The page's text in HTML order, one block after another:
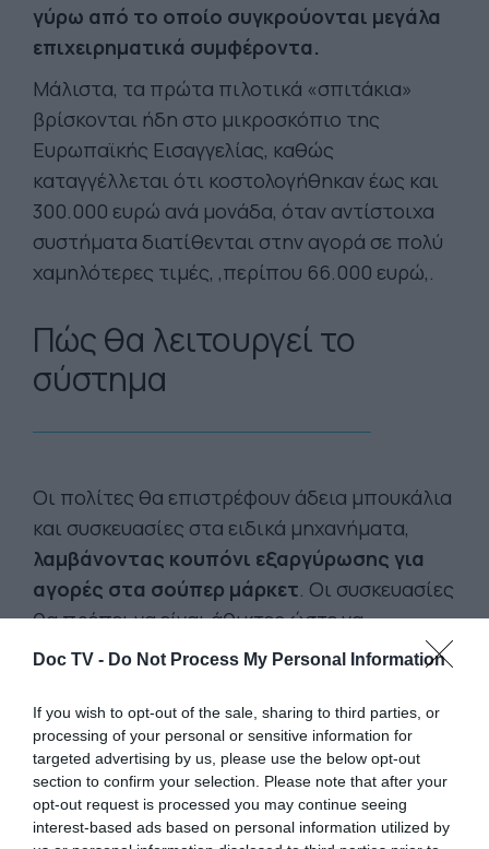
Doc TV - Do Not Process My Personal Information
If you wish to opt-out of the sale, sharing to third parties, or
processing of your personal or sensitive information for
targeted advertising by us, please use the below opt-out
section to confirm your selection. Please note that after your
opt-out request is processed you may continue seeing
interest-based ads based on personal information utilized by
γύρω από το οποίο συγκρούονται μεγάλα
επιχειρηματικά συμφέροντα.
Μάλιστα, τα πρώτα πιλοτικά «σπιτάκια»
βρίσκονται ήδη στο μικροσκόπιο της
Ευρωπαϊκής Εισαγγελίας, καθώς
καταγγέλλεται ότι κοστολογήθηκαν έως και
300.000 ευρώ ανά μονάδα, όταν αντίστοιχα
συστήματα διατίθενται στην αγορά σε πολύ
χαμηλότερες τιμές, ,περίπου 66.000 ευρώ,.
Πώς θα λειτουργεί το
σύστημα
Οι πολίτες θα επιστρέφουν άδεια μπουκάλια
και συσκευασίες στα ειδικά μηχανήματα,
λαμβάνοντας κουπόνι εξαργύρωσης για
αγορές στα σούπερ μάρκετ. Οι συσκευασίες
θα πρέπει να είναι άθικτες ώστε να
αναγνωρίζεται το barcode.
ιδιαίτερα για τις πρακτικές δυσκολίες που
δημιουργεί στην καθημερινότητα,ειδικά
στην επαρχία και στις τουριστικές
περιοχές,όπου τα σημεία συλλογής